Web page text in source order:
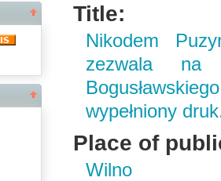
Title:
Nikodem
zezwala na
wypełniony
Place of
Wilno